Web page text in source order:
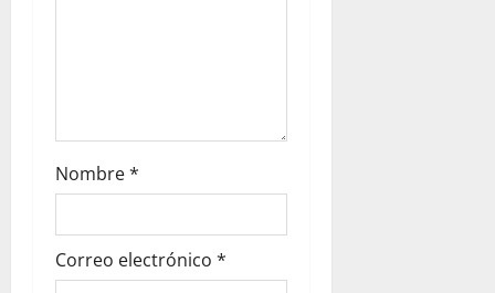
Nombre*
Correo electrónico *